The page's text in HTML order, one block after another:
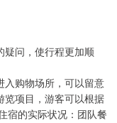
疑问，使行程更加顺
入购物场所，可以留意
览项目，游客可以根据
宿的实际状况：团队餐